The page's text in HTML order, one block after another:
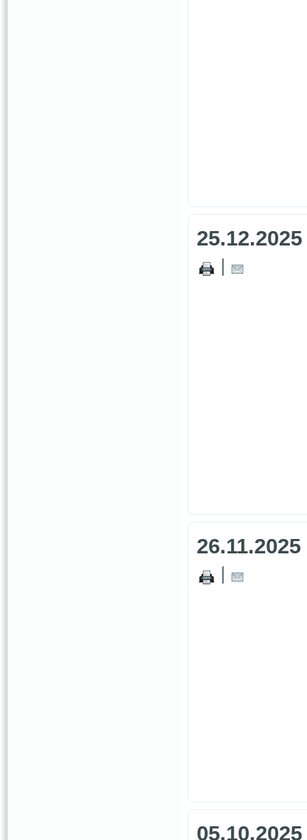
25.12.2025
|
26.11.2025
|
05.10.2025